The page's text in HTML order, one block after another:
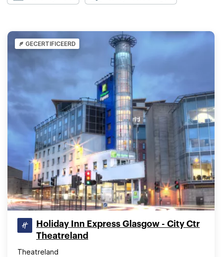
GECERTIFICEERD
Holiday Inn Express Glasgow - City Ctr
Theatreland
Theatreland